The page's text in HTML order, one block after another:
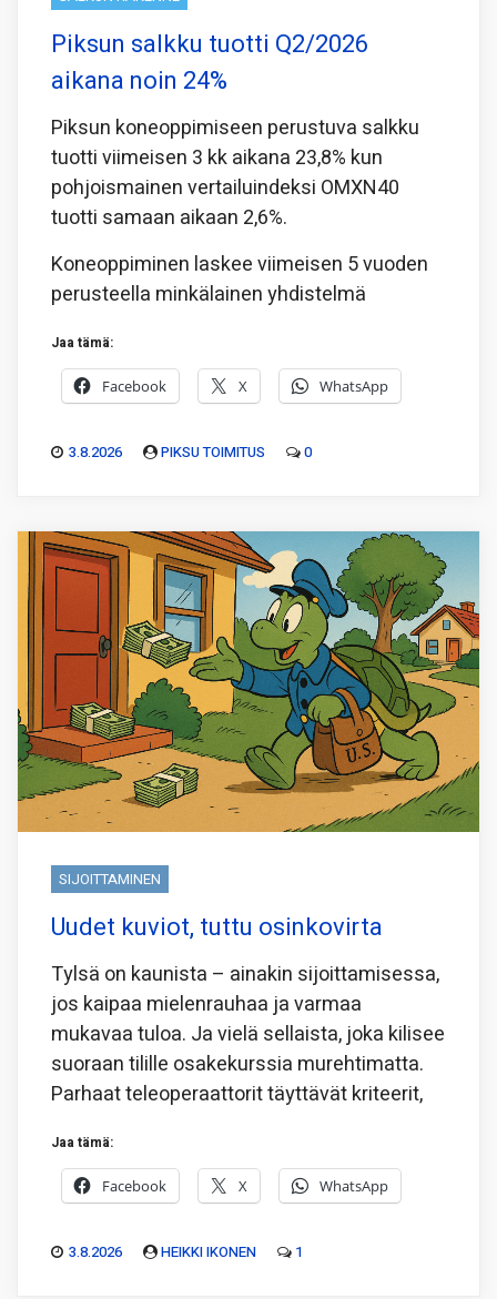
Piksun salkku tuotti Q2/2026
aikana noin 24%
Piksun koneoppimiseen perustuva salkku
tuotti viimeisen 3 kk aikana 23,8% kun
pohjoismainen vertailuindeksi OMXN40
tuotti samaan aikaan 2,6%.
Koneoppiminen laskee viimeisen 5 vuoden
perusteella minkälainen yhdistelmä
Jaa tämä:
Facebook X WhatsApp
3.8.2026 PIKSU TOIMITUS 0
SIJOITTAMINEN
Uudet kuviot, tuttu osinkovirta
Tylsä on kaunista – ainakin sijoittamisessa,
jos kaipaa mielenrauhaa ja varmaa
mukavaa tuloa. Ja vielä sellaista, joka kilisee
suoraan tilille osakekurssia murehtimatta.
Parhaat teleoperaattorit täyttävät kriteerit,
Jaa tämä:
Facebook X WhatsApp
3.8.2026 HEIKKI IKONEN 1